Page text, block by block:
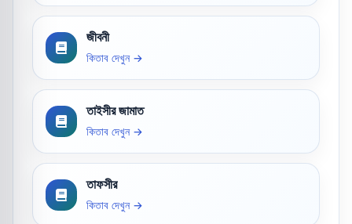
জীবনী
কিতাব দেখুন →
তাইসীর জামাত
কিতাব দেখুন →
তাফসীর
কিতাব দেখুন →